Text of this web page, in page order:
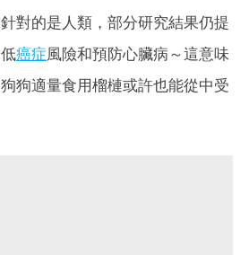
對的是人類，部分研究結果仍提
癌症風險和預防心臟病～這意味
狗適量食用榴槤或許也能從中受